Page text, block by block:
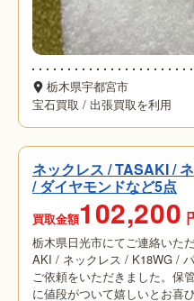
栃木県宇都宮市
宝石買取 / 出張買取を利用
ネックレス / TASAKI /
/ ダイヤモンドなど5点
買取金額102,200
栃木県日光市にてご連絡いた
AKI / ネックレス / K18WG /
ご依頼をいただきました。保
に値段がついて嬉しいとお喜